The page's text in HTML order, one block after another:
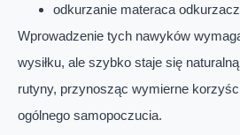
odkurzanie materaca
Wprowadzenie tych nawyków
wysiłku, ale szybko staje się
rutyny, przynosząc wymierne
ogólnego samopoczucia.